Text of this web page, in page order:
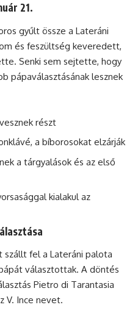
21.
gyűlt össze a Lateráni
és feszültség keveredett,
Senki sem sejtette, hogy
pápaválasztásának lesznek
részt
a bíborosokat elzárják
a tárgyalások és az első
kialakul az
fel a Lateráni palota
választottak. A döntés
Pietro di Tarantasia
V. Ince nevet.